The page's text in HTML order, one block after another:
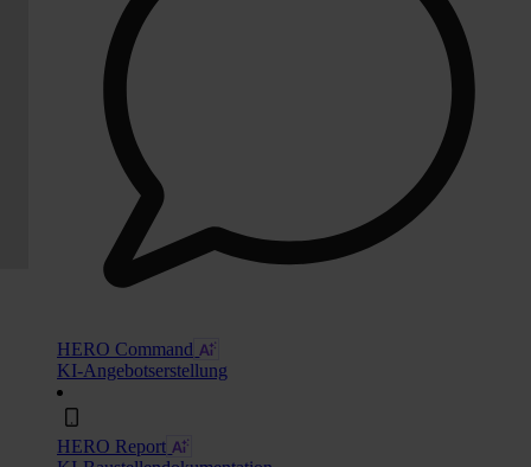
HERO Command
KI-Angebotserstellung
HERO Report